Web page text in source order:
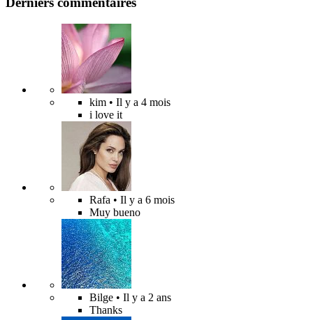
kim • Il y a 4 mois
i love it
Rafa • Il y a 6 mois
Muy bueno
Bilge • Il y a 2 ans
Thanks